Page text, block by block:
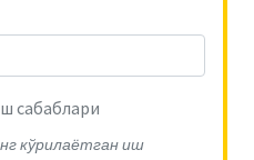
сабаблари
кўрилаётган иш